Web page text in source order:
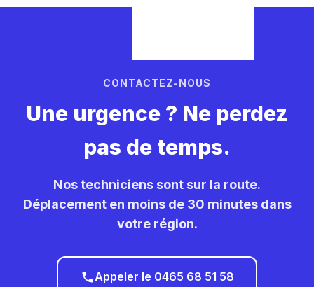
CONTACTEZ-NOUS
Une urgence ? Ne perdez
pas de temps.
Nos techniciens sont sur la route.
Déplacement en moins de 30 minutes dans
votre région.
Appeler le 0465 68 51 58